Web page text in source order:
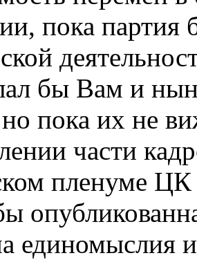
пока партия
бы Вам и
пока их не
части
пленуме
единомыслия